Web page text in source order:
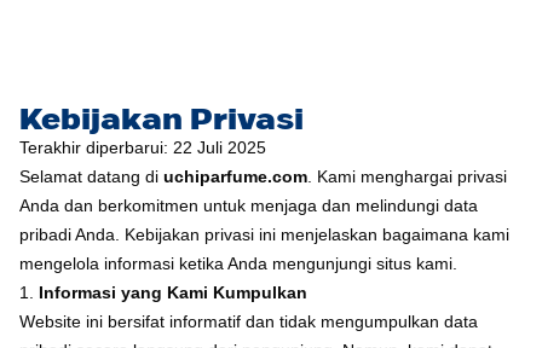
Kebijakan Privasi
Terakhir diperbarui: 22 Juli 2025
Selamat datang di uchiparfume.com . Kami menghargai privasi
Anda dan berkomitmen untuk menjaga dan melindungi data
pribadi Anda. Kebijakan privasi ini menjelaskan bagaimana kami
mengelola informasi ketika Anda mengunjungi situs kami.
1. Informasi yang Kami Kumpulkan
Website ini bersifat informatif dan tidak mengumpulkan data